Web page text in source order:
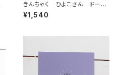
きんちゃく ひよこさん ドーナ
ツ
¥1,540